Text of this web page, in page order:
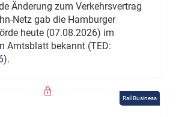
Änderung zum Verkehrsvertrag
Netz gab die Hamburger
heute (07.08.2026) im
Amtsblatt bekannt (TED:
).
Rail Business